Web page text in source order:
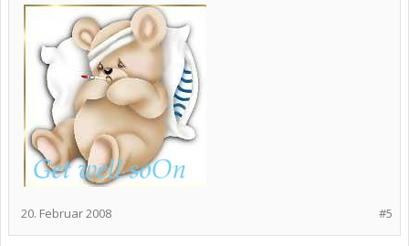
#5
20. Februar 2008